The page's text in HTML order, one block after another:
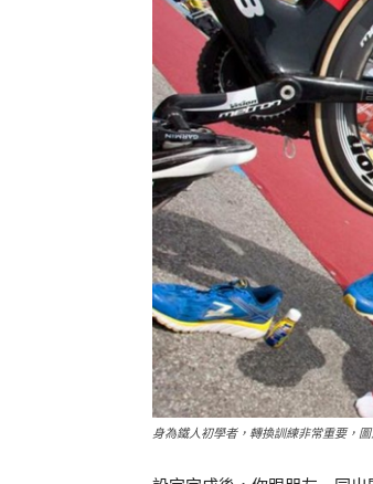
身為鐵人初學者，轉換訓練非常重要，